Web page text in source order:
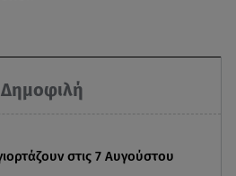
Δημοφιλή
στις 7 Αυγούστου